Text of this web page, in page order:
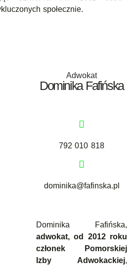
społecznie.
Adwokat
Dominika Fafińska
792 010 818
dominika@fafinska.pl
Dominika Fafińska,
adwokat, od 2012 roku
członek Pomorskiej
Izby Adwokackiej,